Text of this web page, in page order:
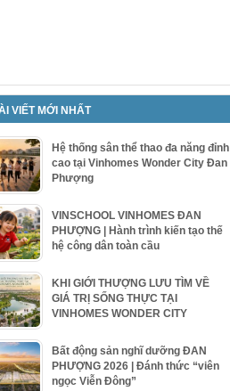
VIẾT MỚI NHẤT
Hệ thống sân thể thao đa năng đỉnh
cao tại Vinhomes Wonder City Đan
Phượng
VINSCHOOL VINHOMES ĐAN
PHƯỢNG | Hành trình kiến tạo thế
hệ công dân toàn cầu
KHI GIỚI THƯỢNG LƯU TÌM VỀ
GIÁ TRỊ SỐNG THỰC TẠI
VINHOMES WONDER CITY
Bất động sản nghĩ dưỡng ĐAN
PHƯỢNG 2026 | Đánh thức “viên
ngọc Viễn Đông”